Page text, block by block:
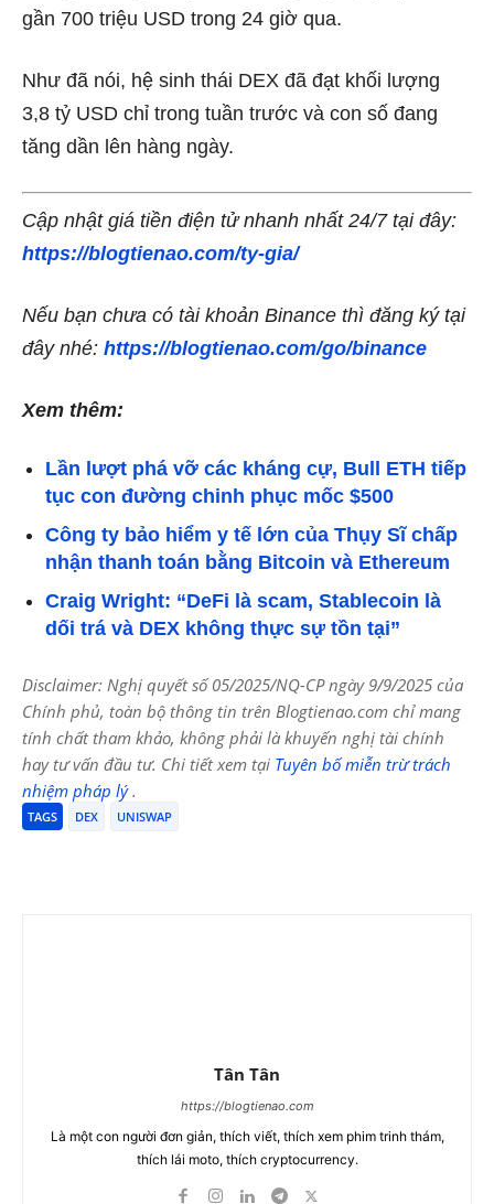
gần 700 triệu USD trong 24 giờ qua.
Như đã nói, hệ sinh thái DEX đã đạt khối lượng
3,8 tỷ USD chỉ trong tuần trước và con số đang
tăng dần lên hàng ngày.
Cập nhật giá tiền điện tử nhanh nhất 24/7 tại đây:
https://blogtienao.com/ty-gia/
Nếu bạn chưa có tài khoản Binance thì đăng ký tại
đây nhé: https://blogtienao.com/go/binance
Xem thêm:
Lần lượt phá vỡ các kháng cự, Bull ETH tiếp
tục con đường chinh phục mốc $500
Công ty bảo hiểm y tế lớn của Thụy Sĩ chấp
nhận thanh toán bằng Bitcoin và Ethereum
Craig Wright: “DeFi là scam, Stablecoin là
dối trá và DEX không thực sự tồn tại”
Disclaimer: Nghị quyết số 05/2025/NQ-CP ngày 9/9/2025 của
Chính phủ, toàn bộ thông tin trên Blogtienao.com chỉ mang
tính chất tham khảo, không phải là khuyến nghị tài chính
hay tư vấn đầu tư. Chi tiết xem tại Tuyên bố miễn trừ trách
nhiệm pháp lý.
TAGS DEX UNISWAP
Tân Tân
https://blogtienao.com
Là một con người đơn giản, thích viết, thích xem phim trinh thám,
thích lái moto, thích cryptocurrency.